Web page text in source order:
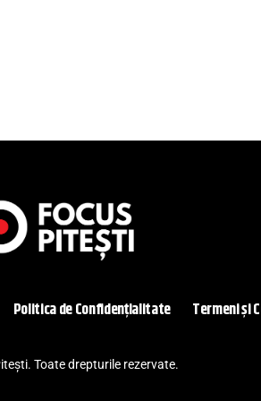
Politica de Confidențialitate Termeni și
Toate drepturile rezervate.